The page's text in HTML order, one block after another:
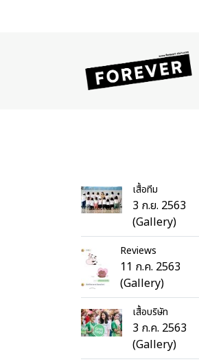
เสื้อทีม
3 ก.ย. 2563
(Gallery)
Reviews
11 ก.ค. 2563
(Gallery)
เสื้อบริษัท
3 ก.ค. 2563
(Gallery)